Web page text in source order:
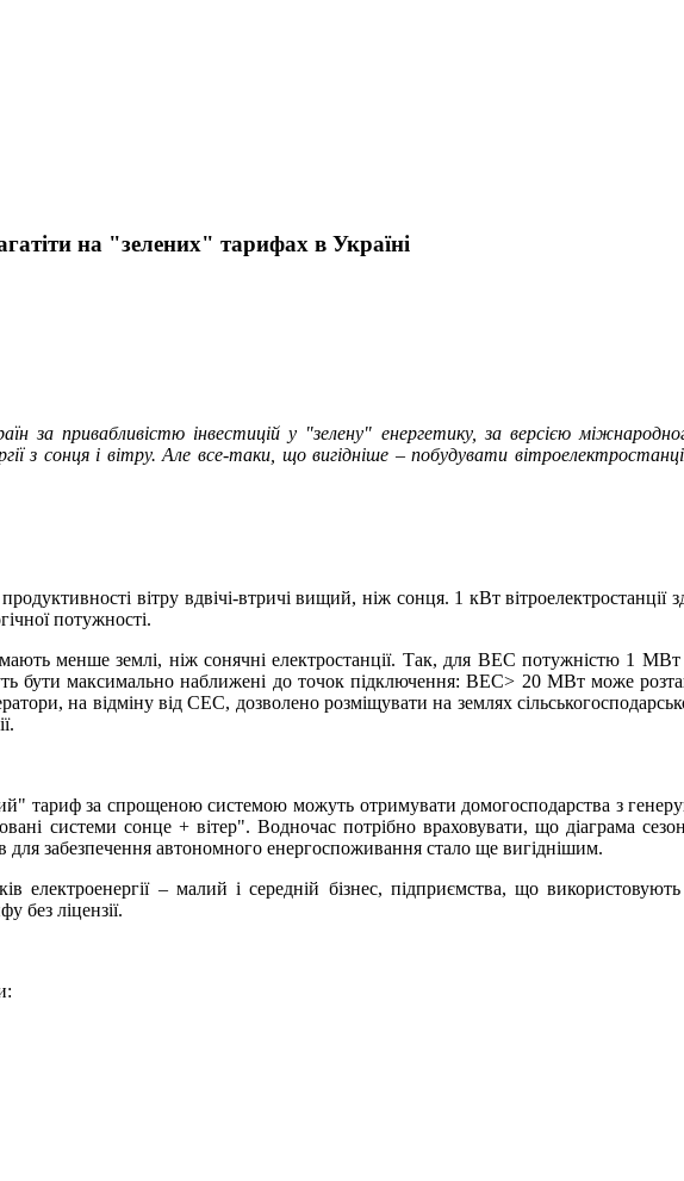
на "зелених" тарифах в Україні
за привабливістю інвестицій у "зелену" енергетику, за версією
з сонця і вітру. Але все-таки, що вигідніше – побудувати
вітру вдвічі-втричі вищий, ніж сонця. 1 кВт вітроелектростанції
потужності.
менше землі, ніж сонячні електростанції. Так, для ВЕС потужністю 1 МВт
бути максимально наближені до точок підключення: ВЕС> 20 МВт може
на відміну від СЕС, дозволено розміщувати на землях
тариф за спрощеною системою можуть отримувати домогосподарства з
системи сонце + вітер". Водночас потрібно враховувати, що діаграма
для забезпечення автономного енергоспоживання стало ще вигіднішим.
електроенергії – малий і середній бізнес, підприємства, що
без ліцензії.